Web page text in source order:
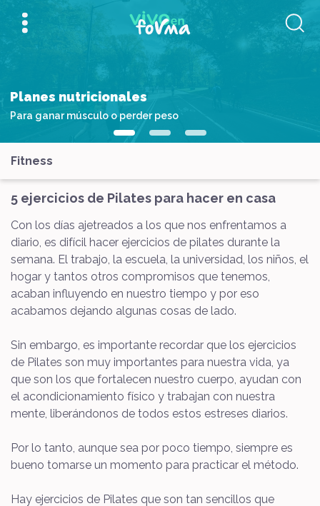
Planes nutricionales
Para ganar músculo o perder peso
Fitness
5 ejercicios de Pilates para hacer en casa
Con los días ajetreados a los que nos enfrentamos a
diario, es difícil hacer ejercicios de pilates durante la
semana. El trabajo, la escuela, la universidad, los niños, el
hogar y tantos otros compromisos que tenemos,
acaban influyendo en nuestro tiempo y por eso
acabamos dejando algunas cosas de lado.
Sin embargo, es importante recordar que los ejercicios
de Pilates son muy importantes para nuestra vida, ya
que son los que fortalecen nuestro cuerpo, ayudan con
el acondicionamiento físico y trabajan con nuestra
mente, liberándonos de todos estos estreses diarios.
Por lo tanto, aunque sea por poco tiempo, siempre es
bueno tomarse un momento para practicar el método.
Hay ejercicios de Pilates que son tan sencillos que